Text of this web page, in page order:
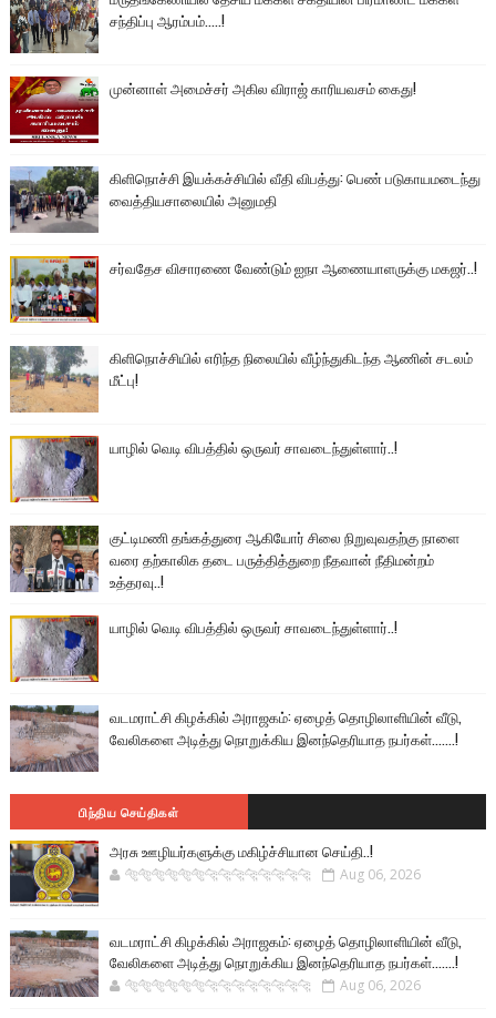
சந்திப்பு ஆரம்பம்.....!
முன்னாள் அமைச்சர் அகில விராஜ் காரியவசம் கைது!
கிளிநொச்சி இயக்கச்சியில் வீதி விபத்து: பெண் படுகாயமடைந்து
வைத்தியசாலையில் அனுமதி
சர்வதேச விசாரணை வேண்டும் ஐநா ஆணையாளருக்கு மகஜர்..!
கிளிநொச்சியில் எரிந்த நிலையில் வீழ்ந்துகிடந்த ஆணின் சடலம்
மீட்பு!
யாழில் வெடி விபத்தில் ஒருவர் சாவடைந்துள்ளார்..!
குட்டிமணி தங்கத்துரை ஆகியோர் சிலை நிறுவுவதற்கு நாளை
வரை தற்காலிக தடை பருத்தித்துறை நீதவான் நீதிமன்றம்
உத்தரவு..!
யாழில் வெடி விபத்தில் ஒருவர் சாவடைந்துள்ளார்..!
வடமராட்சி கிழக்கில் அராஜகம்: ஏழைத் தொழிலாளியின் வீடு,
வேலிகளை அடித்து நொறுக்கிய இனந்தெரியாத நபர்கள்.......!
பிந்திய செய்திகள்
அரசு ஊழியர்களுக்கு மகிழ்ச்சியான செய்தி..!
🐅🐅🐅🐅🐅🐅🐆🐆🐆🐆🐆🐆🐆🐆 Aug 06, 2026
வடமராட்சி கிழக்கில் அராஜகம்: ஏழைத் தொழிலாளியின் வீடு,
வேலிகளை அடித்து நொறுக்கிய இனந்தெரியாத நபர்கள்.......!
🐅🐅🐅🐅🐅🐅🐆🐆🐆🐆🐆🐆🐆🐆 Aug 06, 2026